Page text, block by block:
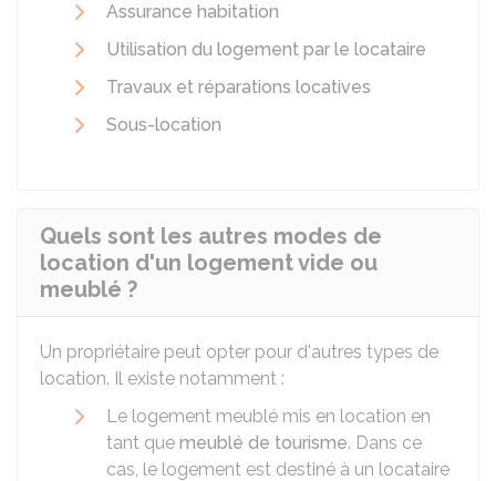
Assurance habitation
Utilisation du logement par le locataire
Travaux et réparations locatives
Sous-location
Quels sont les autres modes de
location d'un logement vide ou
meublé ?
Un propriétaire peut opter pour d'autres types de
location. Il existe notamment :
Le logement meublé mis en location en
tant que meublé de tourisme. Dans ce
cas, le logement est destiné à un locataire